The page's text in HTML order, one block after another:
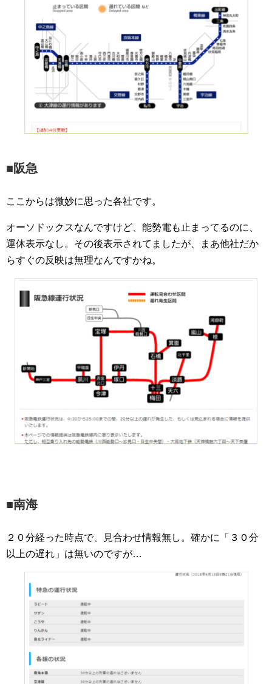
■阪急
ここからは微妙に思った各社です。
オーソドックスなんですけど、能勢電も止まってるのに、
運休表示なし。その後表示されてましたが、まあ他社だか
らすぐの反映は無理なんですかね。
■南海
２０分経った時点で、見合わせ情報無し。確かに「３０分
以上の遅れ」は無いのですが…